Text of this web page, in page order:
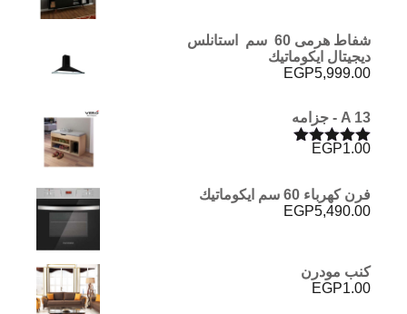
شفاط هرمى 60 سم استانلس
ديجيتال ايكوماتيك
EGP5,999.00
A 13 - جزامه
تم التقييم
EGP1.00
فرن كهرباء 60 سم ايكوماتيك
EGP5,490.00
كنب مودرن
EGP1.00